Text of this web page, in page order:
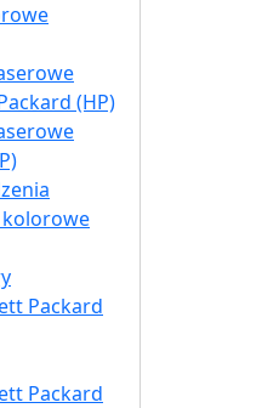
(HP)
Packard
Packard